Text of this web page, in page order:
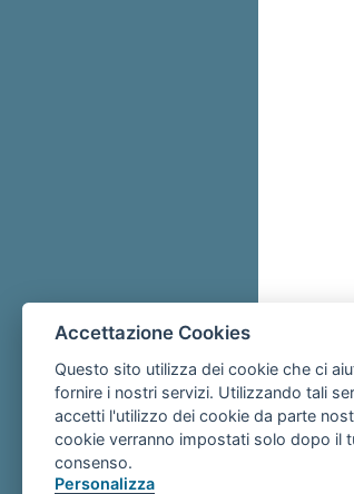
Accettazione Cookies
Questo sito utilizza dei cookie che ci
fornire i nostri servizi. Utilizzando tali
accetti l'utilizzo dei cookie da parte
cookie verranno impostati solo dopo il
consenso.
Personalizza